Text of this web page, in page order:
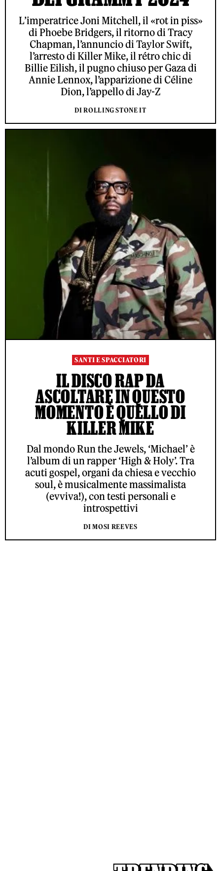
L’imperatrice Joni Mitchell, il «rot in piss»
di Phoebe Bridgers, il ritorno di Tracy
Chapman, l’annuncio di Taylor Swift,
l’arresto di Killer Mike, il rétro chic di
Billie Eilish, il pugno chiuso per Gaza di
Annie Lennox, l’apparizione di Céline
Dion, l’appello di Jay-Z
DI ROLLING STONE IT
SANTI E SPACCIATORI
IL DISCO RAP DA
ASCOLTARE IN QUESTO
MOMENTO È QUELLO DI
KILLER MIKE
Dal mondo Run the Jewels, ‘Michael’ è
l’album di un rapper ‘High & Holy’. Tra
acuti gospel, organi da chiesa e vecchio
soul, è musicalmente massimalista
(evviva!), con testi personali e
introspettivi
DI MOSI REEVES